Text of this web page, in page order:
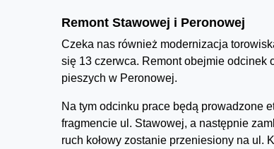
Remont Stawowej i Peronowej
Czeka nas również modernizacja
się 13 czerwca. Remont obejmie odcinek
pieszych w Peronowej.
Na tym odcinku prace będą prowadzone
fragmencie ul. Stawowej, a następnie
ruch kołowy zostanie przeniesiony na ul.